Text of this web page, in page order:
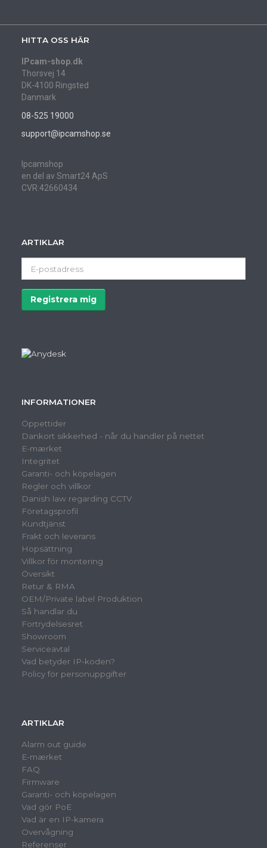
HITTA OSS HÄR
IPcam-shop.dk
Thorsvej 14
DK-4100 Ringsted
Danmark
08-525 19000
support@ipcamshop.se
Ipcamshop
en del av Smart24 ApS
CVR:42660434
ARTIKLAR
postadress
Registrera mig
INFORMATIONER
Öppettider
Dankort sikkerhed - når du handler på nettet
E-mærket
Integritet
Garanti- och köpelagen
Regler och villkor
Danish law regarding CCTV
Företagsprofil
Kundtjänst
Frakt och leverans
Hopsättning
Villkor för montering
Översikt
Retur & RMA
OEM/Private label Produktion
Så handlar du
Fortrydelsesret
Showroom
Serviceavtal
Vad betyder IP-koden?
Policy för personuppgifter
ARTIKLAR
Alarm out guide
E-mærket
FAQ
Firmware
Garanti- och köpelagen
Vad gör PoE
Vad är en IP-kamera
Overvågning
Referenser